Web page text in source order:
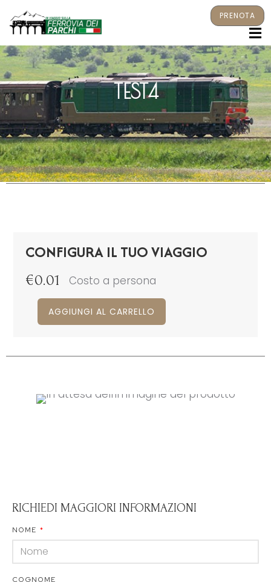
PRENOTA
TEST4
CONFIGURA IL TUO VIAGGIO
€0.01 Costo a persona
AGGIUNGI AL CARRELLO
RICHIEDI MAGGIORI INFORMAZIONI
NOME
COGNOME